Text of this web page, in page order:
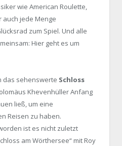
wie American Roulette,
auch jede Menge
zum Spiel. Und alle
Hier geht es um
das sehenswerte Schloss
Khevenhüller Anfang
ließ, um eine
Reisen zu haben.
ist es nicht zuletzt
am Wörthersee“ mit Roy